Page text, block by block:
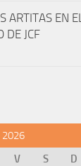
ARTITAS EN EL
DE JCF
V S
D